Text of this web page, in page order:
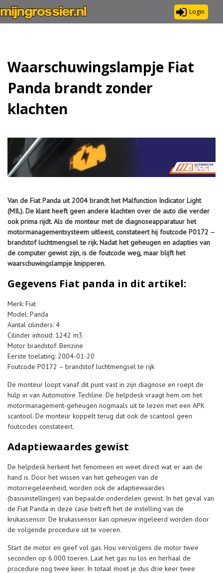
Login
Waarschuwingslampje Fiat
Panda brandt zonder
klachten
Van de Fiat Panda uit 2004 brandt het Malfunction Indicator Light
(MIL). De klant heeft geen andere klachten over de auto die verder
ook prima rijdt. Als de monteur met de diagnoseapparatuur het
motormanagementsysteem uitleest, constateert hij foutcode P0172 –
brandstof luchtmengsel te rijk. Nadat het geheugen en adapties van
de computer gewist zijn, is de foutcode weg, maar blijft het
waarschuwingslampje knipperen.
Gegevens Fiat panda in dit artikel:
Merk: Fiat
Model: Panda
Aantal cilinders: 4
Cilinder inhoud: 1242 m3
Motor brandstof: Benzine
Eerste toelating: 2004-01-20
Foutcode P0172 – brandstof luchtmengsel te rijk
De monteur loopt vanaf dit punt vast in zijn diagnose en roept de
hulp in van Automotive Techline. De helpdesk vraagt hem om het
motormanagement-geheugen nogmaals uit te lezen met een APK
scantool. De monteur koppelt terug dat ook de scantool geen
foutcodes constateert.
Adaptiewaardes gewist
De helpdesk herkent het fenomeen en weet direct wat er aan de
hand is. Door het wissen van het geheugen van de
motorregeleenheid, worden ook de adaptiewaardes
(basisinstellingen) van bepaalde onderdelen gewist. In het geval van
de Fiat Panda in deze case betreft het de instelling van de
krukassensor. De krukassensor kan opnieuw ingeleerd worden door
de volgende procedure uit te voeren.
Start de motor en geef vol gas. Hou vervolgens de motor twee
seconden op 6.000 toeren. Laat het gas nu los en herhaal de
procedure nog twee keer. In totaal moet je dus drie keer twee